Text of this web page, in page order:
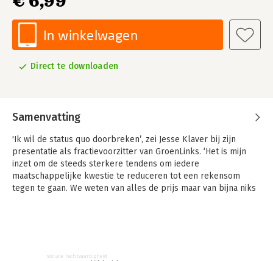
In winkelwagen
Direct te downloaden
Samenvatting
'Ik wil de status quo doorbreken’, zei Jesse Klaver bij zijn
presentatie als fractievoorzitter van GroenLinks. ‘Het is mijn
inzet om de steeds sterkere tendens om iedere
maatschappelijke kwestie te reduceren tot een rekensom
tegen te gaan. We weten van alles de prijs maar van bijna niks
door de Franse econoom Thomas Piketty naar de Kamer te
sociale rechtvaardigheid